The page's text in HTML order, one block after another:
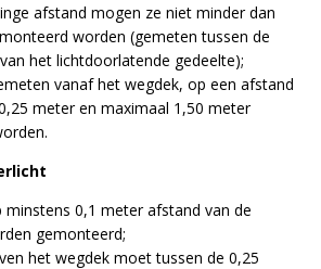
afstand mogen ze niet minder dan
worden (gemeten tussen de
het lichtdoorlatende gedeelte);
vanaf het wegdek, op een afstand
meter en maximaal 1,50 meter
0,1 meter afstand van de
gemonteerd;
het wegdek moet tussen de 0,25